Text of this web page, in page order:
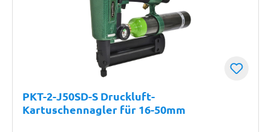
PKT-2-J50SD-S Druckluft-
Kartuschennagler für 16-50mm